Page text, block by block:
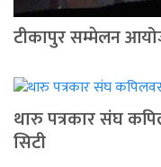
टीकापुर सम्मेलन
थारु पत्रकार संघ
सिटी